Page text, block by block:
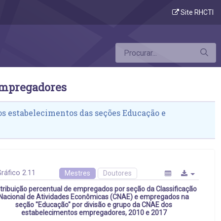
dos estabelecimentos Site RHCTI
estabelecimentos das seções Educação e
2.11 Mestres Doutores
percentual de empregados por seção da Classificação
Nacional de Atividades Econômicas (CNAE) e empregados na
seção "Educação" por divisão e grupo da CNAE dos
estabelecimentos empregadores, 2010 e 2017